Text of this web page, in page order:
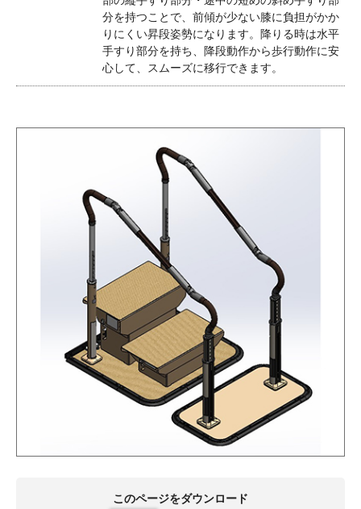
分を持つことで、前傾が少ない膝に負担がかか
りにくい昇段姿勢になります。降りる時は水平
手すり部分を持ち、降段動作から歩行動作に安
心して、スムーズに移行できます。
このページをダウンロード